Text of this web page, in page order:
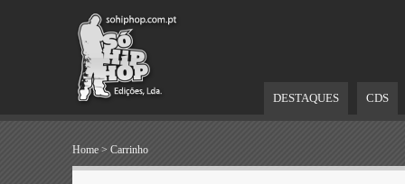
DESTAQUES CDS
Home > Carrinho